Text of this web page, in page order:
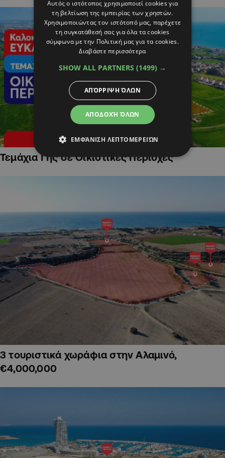
Τεμάχια Γης σε Οικιστικές Περιοχές
3 τουριστικά χωράφια στην Αλαμινό,
€4,000,000
Αυτός ο ιστότοπος χρησιμοποιεί cookies για
τη βελτίωση της εμπειρίας των χρηστών.
Χρησιμοποιώντας τον ιστότοπό μας, παρέχετε
τη συγκατάθεσή σας για όλα τα cookies
σύμφωνα με την Πολιτική μας για τα cookies.
Διαβάστε περισσότερα
SHOW ALL PARTNERS (1499) →
ΑΠΟΔΟΧΉ ΌΛΩΝ
ΑΠΌΡΡΙΨΗ ΌΛΩΝ
ΕΜΦΆΝΙΣΗ ΛΕΠΤΟΜΕΡΕΙΏΝ